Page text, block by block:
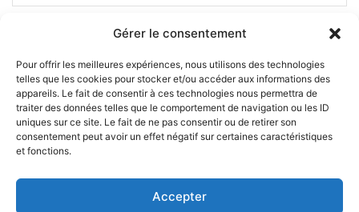
Gérer le consentement
Pour offrir les meilleures expériences, nous utilisons des technologies
telles que les cookies pour stocker et/ou accéder aux informations des
appareils. Le fait de consentir à ces technologies nous permettra de
traiter des données telles que le comportement de navigation ou les ID
uniques sur ce site. Le fait de ne pas consentir ou de retirer son
consentement peut avoir un effet négatif sur certaines caractéristiques
et fonctions.
Accepter
ABOUT US